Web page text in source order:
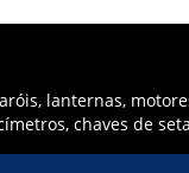
lanternas,
chaves de